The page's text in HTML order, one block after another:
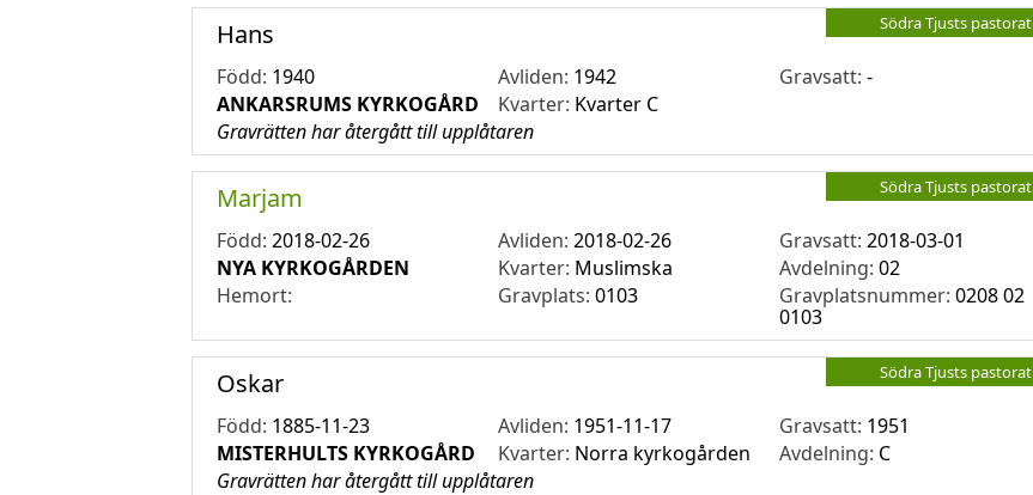
Södra Tjusts pastorat
Hans
Född: 1940 Avliden: 1942 Gravsatt:-
ANKARSRUMS KYRKOGÅRD
Kvarter: Kvarter C
Gravrätten har återgått till upplåtaren
Södra Tjusts pastorat
Marjam
Född: 2018-02-26 Avliden:2018-02-26 Gravsatt:2018-03-01
NYA KYRKOGÅRDEN
Kvarter: Muslimska Avdelning:02
Hemort:
Gravplats:0103 Gravplatsnummer: 0208 02
0103
Södra Tjusts pastorat
Oskar
Född: 1885-11-23 Avliden: 1951-11-17 Gravsatt: 1951
MISTERHULTS KYRKOGÅRD
Kvarter: Norra kyrkogården Avdelning: C
Gravrätten har återgått till upplåtaren